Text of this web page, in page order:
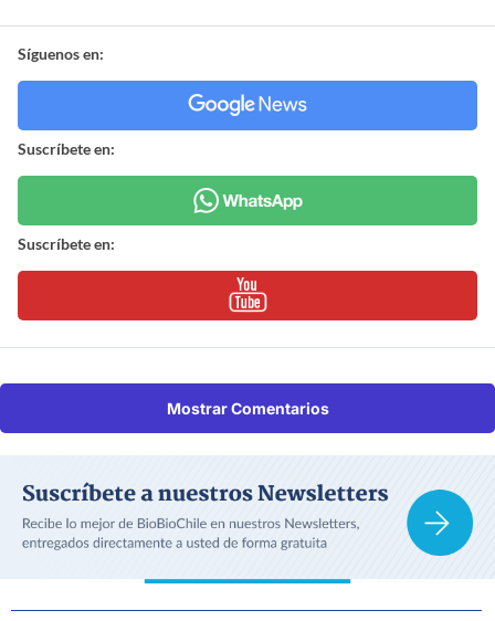
Síguenos en:
Suscríbete en:
Suscríbete en:
Mostrar Comentarios